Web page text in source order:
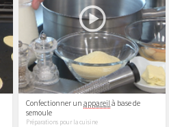
Confectionner unappareil à base de
semoule
Préparations pour la cuisine